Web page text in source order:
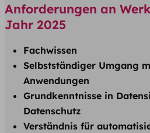
Anforderungen an
Jahr 2025
Fachwissen
Selbstständiger Umgang
Anwendungen
Grundkenntnisse in
Datenschutz
Verständnis für